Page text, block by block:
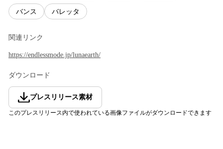
バンス バレッタ
関連リンク
https://endlessmode.jp/lunaearth/
ダウンロード
プレスリリース素材
このプレスリリース内で使われている画像ファイルがダウンロードできます